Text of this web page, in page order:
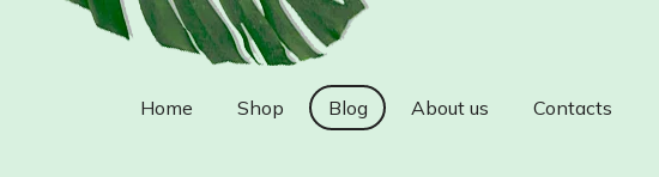
Home Shop Blog About us Contacts